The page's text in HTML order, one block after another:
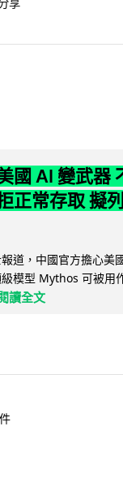
享
國 AI 變武器
正常存取 擬
道，中國官方擔心美
模型 Mythos 可被用
閱讀全文